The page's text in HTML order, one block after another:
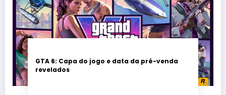
GTA 6: Capa do jogo e data da pré-venda
revelados